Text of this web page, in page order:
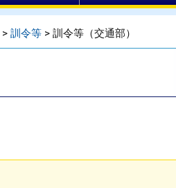
> 訓令等 > 訓令等（交通部）